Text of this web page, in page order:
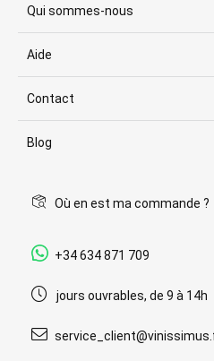
Qui sommes-nous
Aide
Contact
Blog
Où en est ma commande ?
+34 634 871 709
jours ouvrables, de 9 à 14h